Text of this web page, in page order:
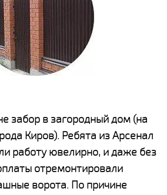
забор в загородный дом (на
Киров). Ребята из Арсенал
работу ювелирно, и даже без
отремонтировали
ворота. По причине